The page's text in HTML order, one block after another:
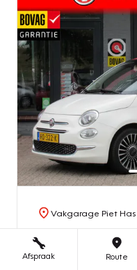
Vakgarage Piet Has
Fiat 500C
0.9 TwinAir Turbo Lounge
Afspraak Route